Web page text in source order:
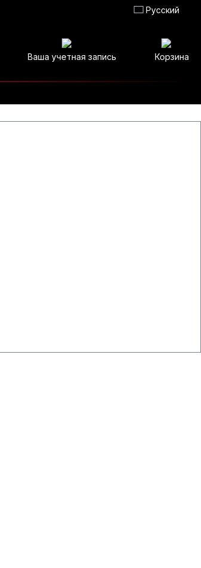
Русский
Ваша учетная запись Корзина